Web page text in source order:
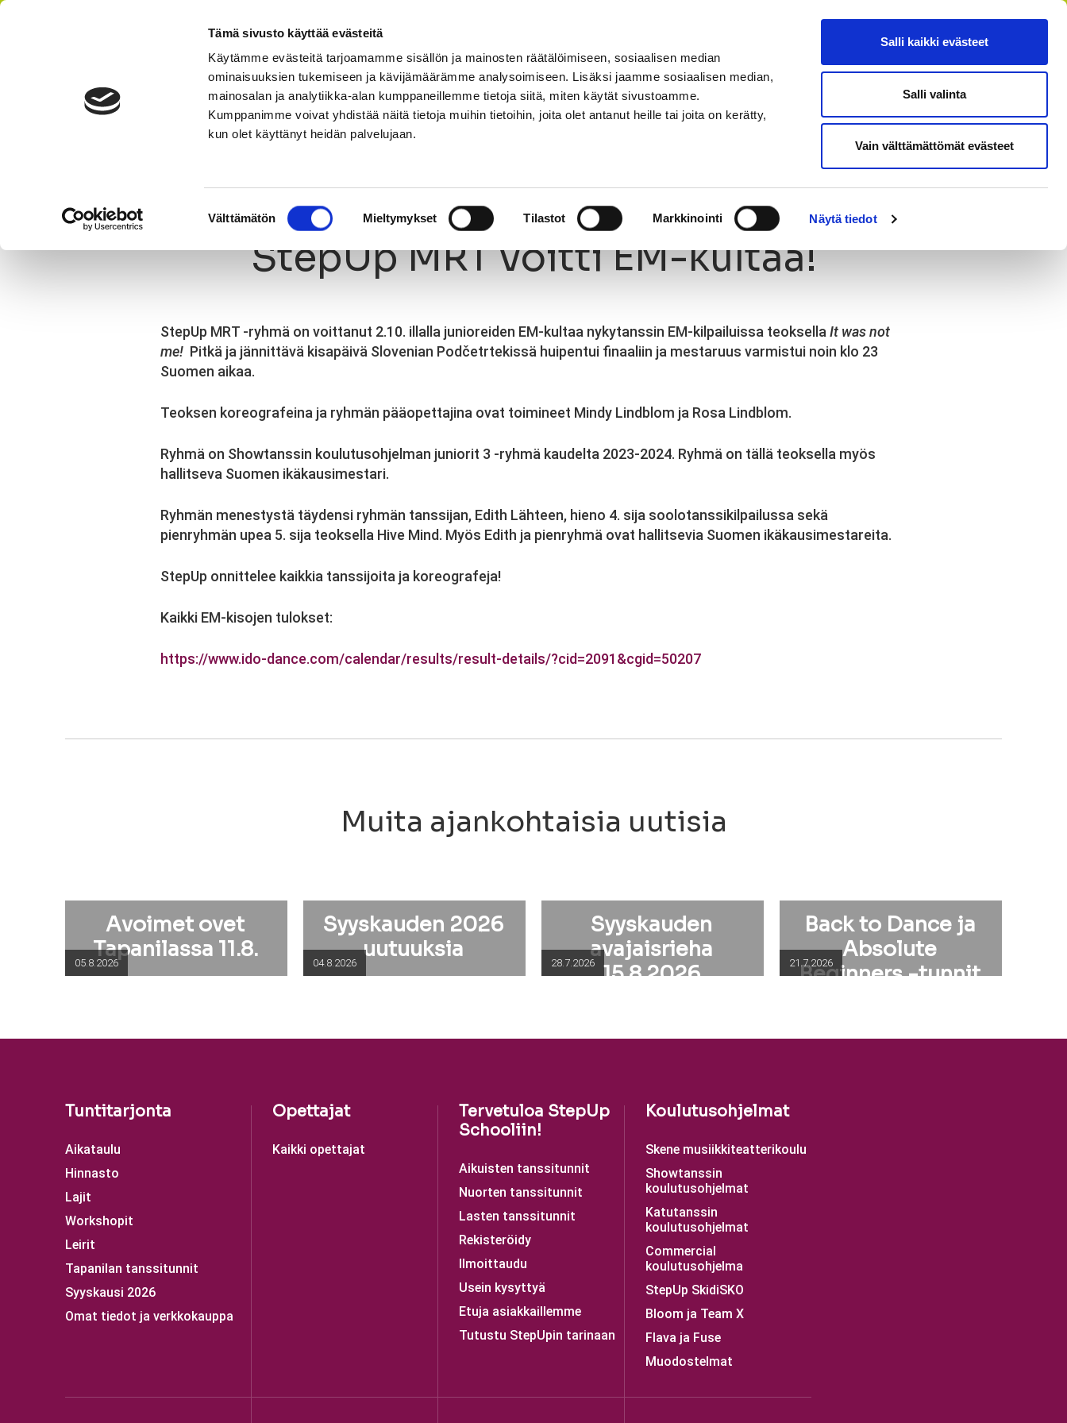
Tämä sivusto käyttää evästeitä
Käytämme evästeitä tarjoamamme sisällön ja mainosten räätälöimiseen, sosiaalisen median
ominaisuuksien tukemiseen ja kävijämäärämme analysoimiseen. Lisäksi jaamme sosiaalisen median,
mainosalan ja analytiikka-alan kumppaneillemme tietoja siitä, miten käytät sivustoamme.
Kumppanimme voivat yhdistää näitä tietoja muihin tietoihin, joita olet antanut heille tai joita on kerätty,
kun olet käyttänyt heidän palvelujaan.
Välttämätön Mieltymykset Tilastot Markkinointi Näytä tiedot
Salli kaikki evästeet
Salli valinta
Vain välttämättömät evästeet
FI SV EN RU
AIKATAULU HINNASTO LAJIT OPETTAJAT KIRJAUDU MENU
03.10.2024
StepUp MRT voitti EM-kultaa!
StepUp MRT -ryhmä on voittanut 2.10. illalla junioreiden EM-kultaa nykytanssin EM-kilpailuissa teoksella It was not
me! Pitkä ja jännittävä kisapäivä Slovenian Podčetrtekissä huipentui finaaliin ja mestaruus varmistui noin klo 23
Suomen aikaa.
Teoksen koreografeina ja ryhmän pääopettajina ovat toimineet Mindy Lindblom ja Rosa Lindblom.
Ryhmä on Showtanssin koulutusohjelman juniorit 3 -ryhmä kaudelta 2023-2024. Ryhmä on tällä teoksella myös
hallitseva Suomen ikäkausimestari.
Ryhmän menestystä täydensi ryhmän tanssijan, Edith Lähteen, hieno 4. sija soolotanssikilpailussa sekä
pienryhmän upea 5. sija teoksella Hive Mind. Myös Edith ja pienryhmä ovat hallitsevia Suomen ikäkausimestareita.
StepUp onnittelee kaikkia tanssijoita ja koreografeja!
Kaikki EM-kisojen tulokset:
https://www.ido-dance.com/calendar/results/result-details/?cid=2091&cgid=50207
Muita ajankohtaisia uutisia
Avoimet ovet
Tapanilassa 11.8.
05.8.2026
Syyskauden 2026
uutuuksia
04.8.2026
Syyskauden
avajaisrieha
15.8.2026
28.7.2026
Back to Dance ja
Absolute
Beginners -tunnit
21.7.2026
Tuntitarjonta
Aikataulu
Hinnasto
Lajit
Workshopit
Leirit
Tapanilan tanssitunnit
Syyskausi 2026
Omat tiedot ja verkkokauppa
Opettajat
Kaikki opettajat
Tervetuloa StepUp
Schooliin!
Aikuisten tanssitunnit
Nuorten tanssitunnit
Lasten tanssitunnit
Rekisteröidy
Ilmoittaudu
Usein kysyttyä
Etuja asiakkaillemme
Tutustu StepUpin tarinaan
Koulutusohjelmat
Skene musiikkiteatterikoulu
Showtanssin
koulutusohjelmat
Katutanssin
koulutusohjelmat
Commercial
koulutusohjelma
StepUp SkidiSKO
Bloom ja Team X
Flava ja Fuse
Muodostelmat